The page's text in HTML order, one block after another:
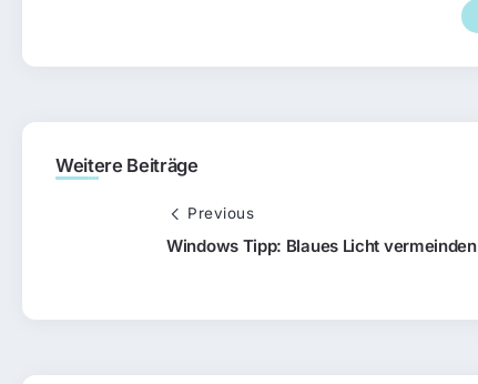
Weitere Beiträge
Previous
Windows Tipp: Blaues Licht vermeinden